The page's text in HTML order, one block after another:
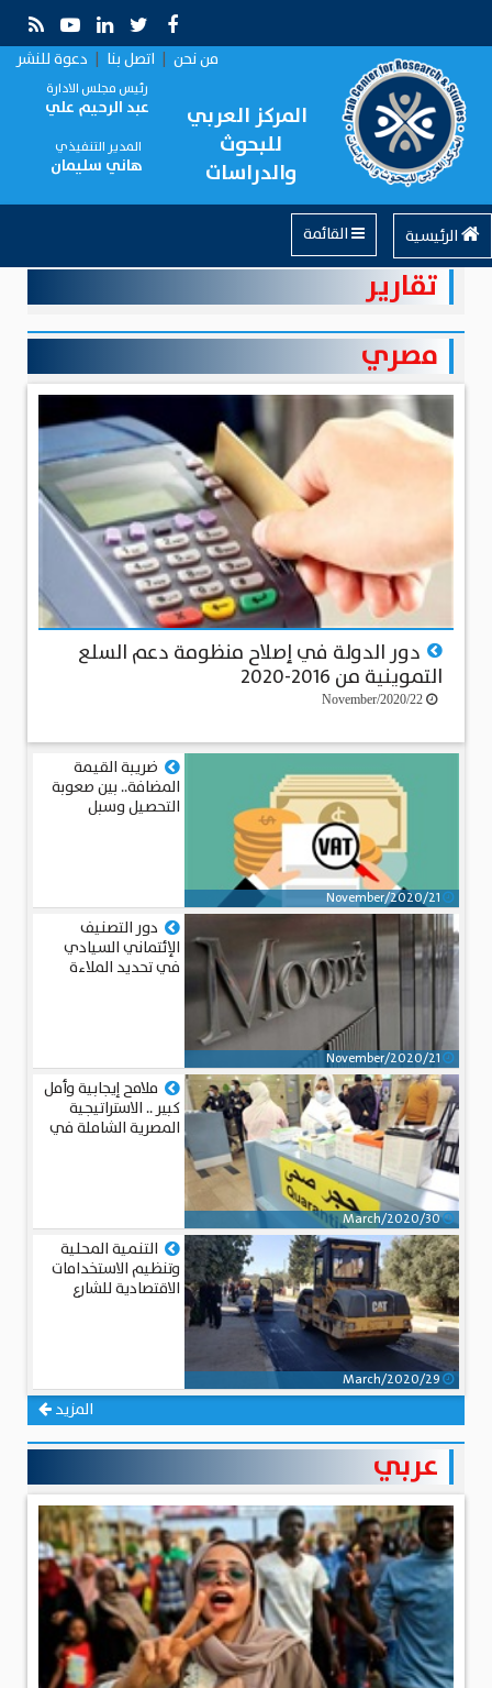
من نحن | اتصل بنا | دعوة للنشر
المركز العربي
للبحوث
والدراسات
رئيس مجلس الادارة
عبد الرحيم علي
المدير التنفيذي
هاني سليمان
الرئيسية
تقارير
مصري
دور الدولة في إصلاح منظومة دعم السلع
التموينية من 2016-2020
ضريبة القيمة
المضافة.. بين صعوبة
التحصيل وسبل
دور التصنيف
الإئتماني السيادي
في تحديد الملاءة
30/March/2020
ملامح إيجابية وأمل
كبير .. الاستراتيجية
المصرية الشاملة في
التنمية المحلية
وتنظيم الاستخدامات
الاقتصادية للشارع
المزيد
عربي